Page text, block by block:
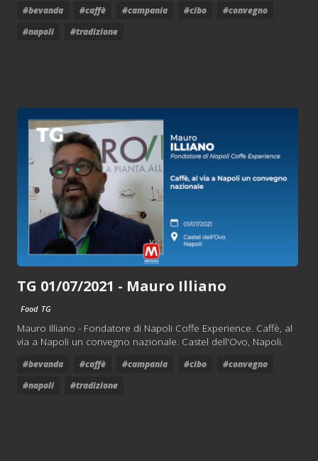
#bevanda #caffè #campania #cibo
#convegno
#napoli
#tradizione
TG 01/07/2021 - Mauro Illiano
Food TG
Mauro Illiano - Fondatore di Napoli Coffe Experience. Caffè, al
via a Napoli un convegno nazionale. Castel dell'Ovo, Napoli.
#bevanda #caffè #campania #cibo
#convegno
#napoli
#tradizione